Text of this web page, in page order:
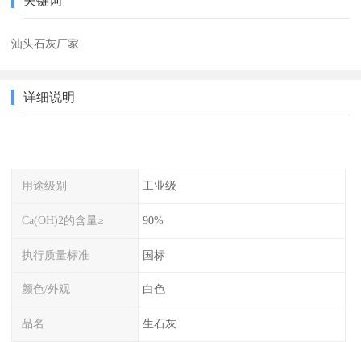
汕头石灰厂家
详细说明
用途级别 工业级
Ca(OH)2的含量≥ 90%
执行质量标准 国标
颜色/外观 白色
品名 生石灰